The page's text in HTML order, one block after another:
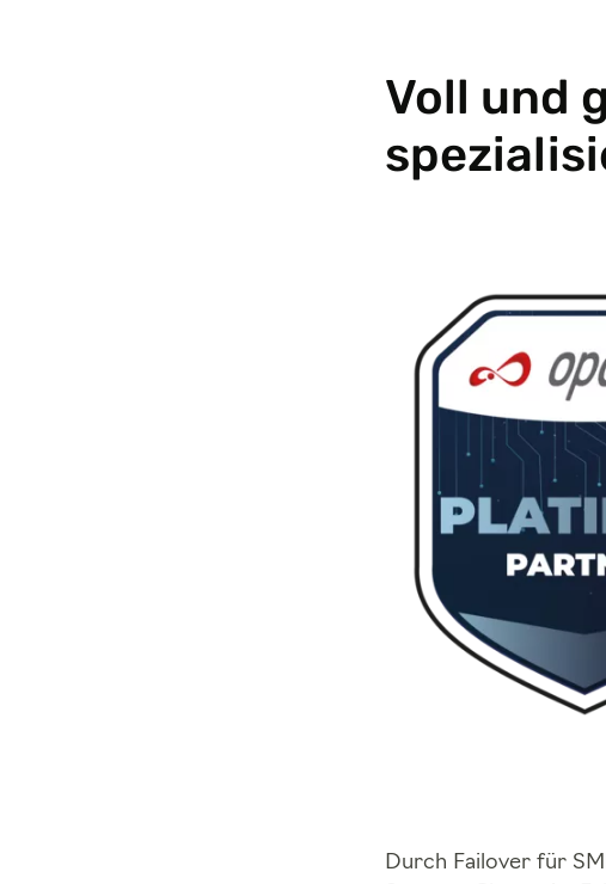
Voll und
Durch Failover für